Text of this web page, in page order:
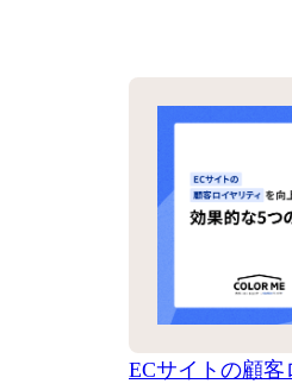
ECサイトの顧